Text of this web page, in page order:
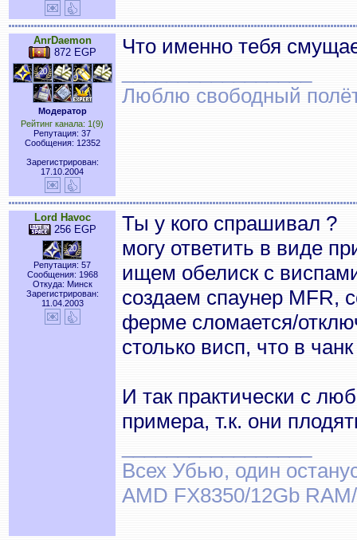
AnrDaemon
872 EGP
Модератор
Рейтинг канала: 1(9)
Репутация: 37
Сообщения: 12352
Зарегистрирован:
17.10.2004
Что именно тебя
Люблю свободный
Lord Havoc
256 EGP
Репутация: 57
Сообщения: 1968
Откуда: Минск
Зарегистрирован:
11.04.2003
Ты у кого спрашивал ?
могу ответить в виде
ищем обелиск с
создаем спаунер MFR,
ферме сломается/
столько висп, что в
И так практически с
примера, т.к. они
Всех Убью, один
AMD FX8350/12Gb